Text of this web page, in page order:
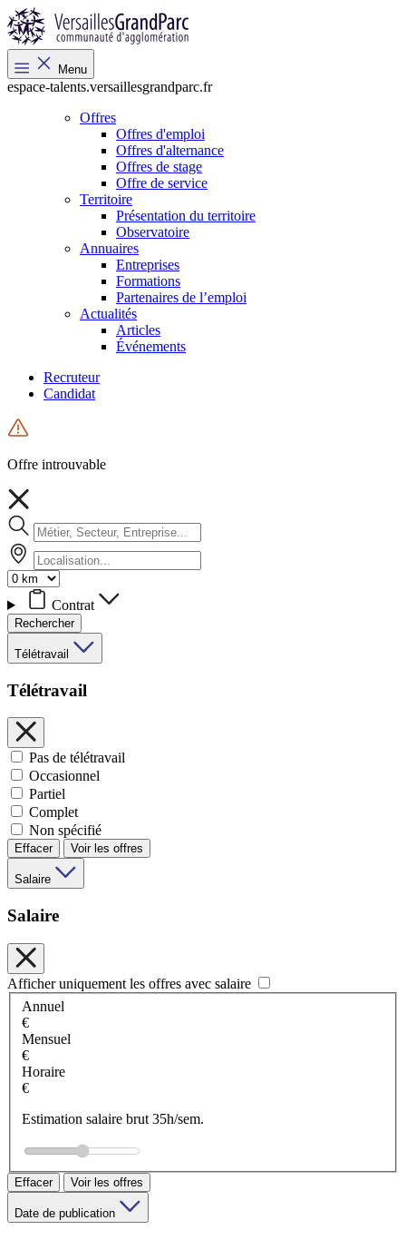
Menu
espace-talents.versaillesgrandparc.fr
Offres
Offres d'emploi
Offres d'alternance
Offres de stage
Offre de service
Territoire
Présentation du territoire
Observatoire
Annuaires
Entreprises
Formations
Partenaires de l’emploi
Actualités
Articles
Événements
Recruteur
Candidat
Offre introuvable
Contrat
Rechercher
Télétravail
Télétravail
Pas de télétravail
Occasionnel
Partiel
Complet
Non spécifié
Effacer Voir les offres
Salaire
Salaire
Afficher uniquement les offres avec salaire
Annuel
€
Mensuel
€
Horaire
€
Estimation salaire brut 35h/sem.
Effacer Voir les offres
Date de publication